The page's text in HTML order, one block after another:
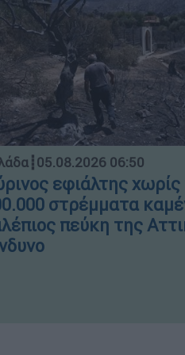
┋05.08.2026 06:50
εφιάλτης
στρέμματα
πεύκη της